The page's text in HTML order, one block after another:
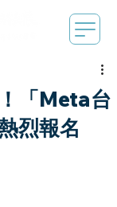
「Meta台
烈報名